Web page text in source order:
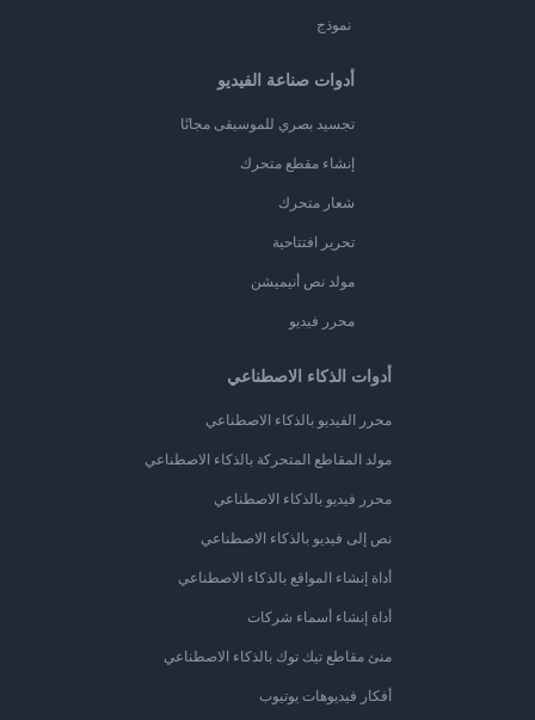
نموذج
أدوات صناعة الفيديو
تجسيد بصري للموسيقى مجانًا
إنشاء مقطع متحرك
شعار متحرك
تحرير افتتاحية
مولد نص أنيميشن
محرر فيديو
أدوات الذكاء الاصطناعي
محرر الفيديو بالذكاء الاصطناعي
مولد المقاطع المتحركة بالذكاء الاصطناعي
محرر فيديو بالذكاء الاصطناعي
نص إلى فيديو بالذكاء الاصطناعي
أداة إنشاء المواقع بالذكاء الاصطناعي
أداة إنشاء أسماء شركات
منئ مقاطع تيك توك بالذكاء الاصطناعي
أفكار فيديوهات يوتيوب